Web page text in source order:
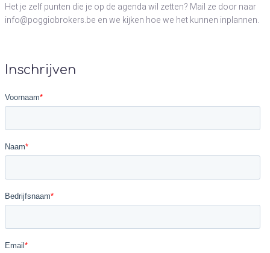
Het je zelf punten die je op de agenda wil zetten? Mail ze door naar
info@poggiobrokers.be en we kijken hoe we het kunnen inplannen.
Inschrijven